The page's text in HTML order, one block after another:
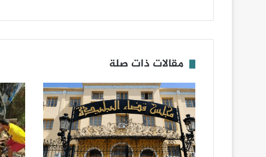
مقالات ذات صلة